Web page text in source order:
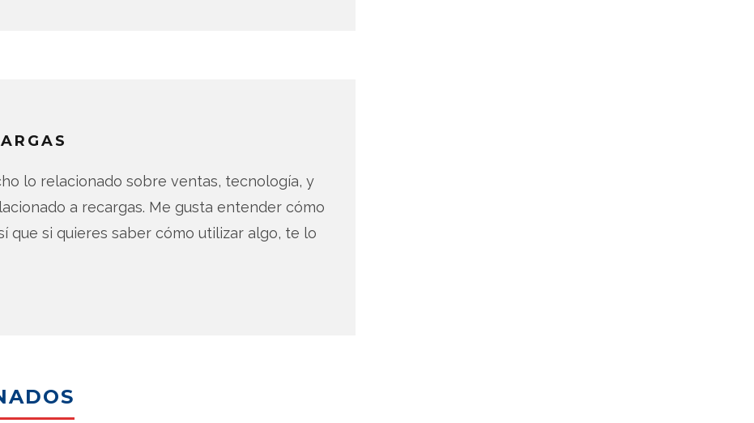
lo relacionado sobre ventas, tecnología, y
a recargas. Me gusta entender cómo
que si quieres saber cómo utilizar algo, te lo